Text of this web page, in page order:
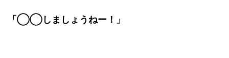
「◯◯しましょうねー！」